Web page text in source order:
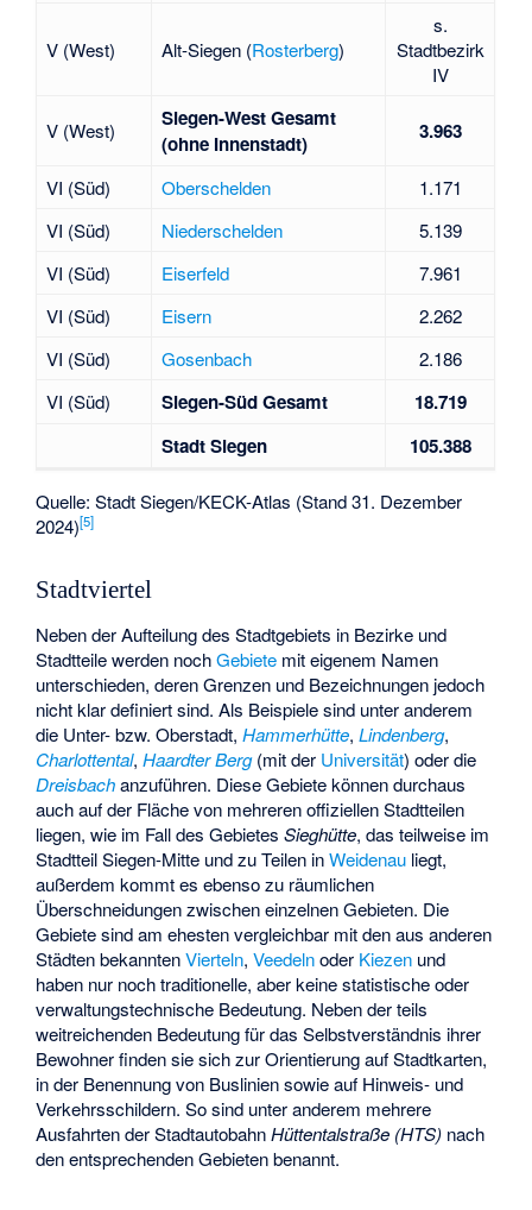
V (West) Alt-Siegen (Rosterberg)
s.
Stadtbezirk
IV
V (West)
Siegen-West Gesamt
(ohne Innenstadt)
3.963
VI (Süd) Oberschelden
1.171
VI (Süd)
Niederschelden
5.139
VI (Süd)
Eiserfeld
7.961
VI (Süd)
Eisern
2.262
VI (Süd)
Gosenbach
2.186
VI (Süd)
Siegen-Süd Gesamt
18.719
Stadt Siegen
105.388
Quelle: Stadt Siegen/KECK-Atlas (Stand 31. Dezember
2024)[5]
Stadtviertel
Neben der Aufteilung des Stadtgebiets in Bezirke und
Stadtteile werden nochGebiete mit eigenem Namen
unterschieden, deren Grenzen und Bezeichnungen jedoch
nicht klar definiert sind. Als Beispiele sind unter anderem
die Unter- bzw. Oberstadt,Hammerhütte,Lindenberg,
Charlottental,Haardter Berg(mit der Universität) oder die
Dreisbachanzuführen. Diese Gebiete können durchaus
auch auf der Fläche von mehreren offiziellen Stadtteilen
liegen, wie im Fall des GebietesSieghütte, das teilweise im
Stadtteil Siegen-Mitte und zu Teilen inWeidenau liegt,
außerdem kommt es ebenso zu räumlichen
Überschneidungen zwischen einzelnen Gebieten. Die
Gebiete sind am ehesten vergleichbar mit den aus anderen
Städten bekanntenVierteln,Veedelnoder Kiezen und
haben nur noch traditionelle, aber keine statistische oder
verwaltungstechnische Bedeutung. Neben der teils
weitreichenden Bedeutung für das Selbstverständnis ihrer
Bewohner finden sie sich zur Orientierung auf Stadtkarten,
in der Benennung von Buslinien sowie auf Hinweis- und
Verkehrsschildern. So sind unter anderem mehrere
Ausfahrten der StadtautobahnHüttentalstraße (HTS) nach
den entsprechenden Gebieten benannt.